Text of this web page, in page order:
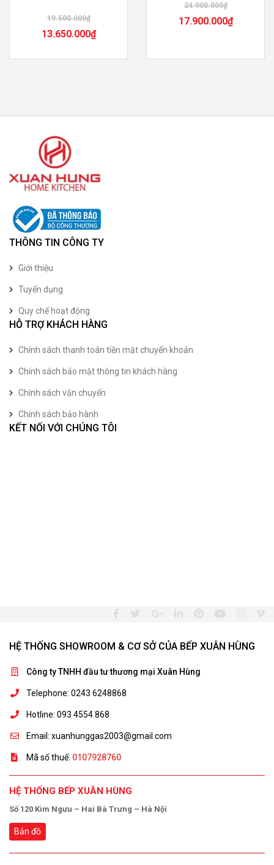
19.500.000₫
13.650.000₫
24.900.000₫
17.900.000₫
THÔNG TIN CÔNG TY
Giới thiệu
Tuyển dụng
Quy chế hoạt động
HỖ TRỢ KHÁCH HÀNG
Chính sách thanh toán tiền mặt chuyển khoản
Chính sách bảo mật thông tin khách hàng
Chính sách vận chuyển
Chính sách bảo hành
KẾT NỐI VỚI CHÚNG TÔI
HỆ THỐNG SHOWROOM & CƠ SỞ CỦA BẾP XUÂN HÙNG
Công ty TNHH đầu tư thương mại Xuân Hùng
Telephone: 0243 6248868
Hotline: 093 4554 868
Email: xuanhunggas2003@gmail.com
Mã số thuế: 0107928760
HỆ THỐNG BẾP XUÂN HÙNG
Số 120 Kim Ngưu – Hai Bà Trưng – Hà Nội
Bản đồ